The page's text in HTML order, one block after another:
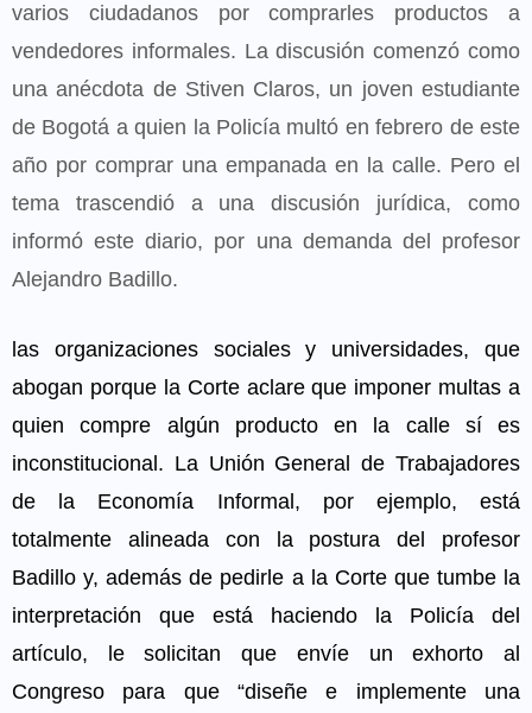
varios ciudadanos por comprarles productos a
vendedores informales. La discusión comenzó como
una anécdota de Stiven Claros, un joven estudiante
de Bogotá a quien la Policía multó en febrero de este
año por comprar una empanada en la calle. Pero el
tema trascendió a una discusión jurídica, como
informó este diario, por una demanda del profesor
Alejandro Badillo.
las organizaciones sociales y universidades, que
abogan porque la Corte aclare que imponer multas a
quien compre algún producto en la calle sí es
inconstitucional. La Unión General de Trabajadores
de la Economía Informal, por ejemplo, está
totalmente alineada con la postura del profesor
Badillo y, además de pedirle a la Corte que tumbe la
interpretación que está haciendo la Policía del
artículo, le solicitan que envíe un exhorto al
Congreso para que “diseñe e implemente una